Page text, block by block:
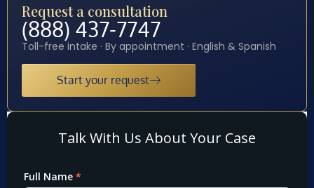
Request a consultation
(888) 437-7747
Toll-free intake · By appointment · English & Spanish
Start your request